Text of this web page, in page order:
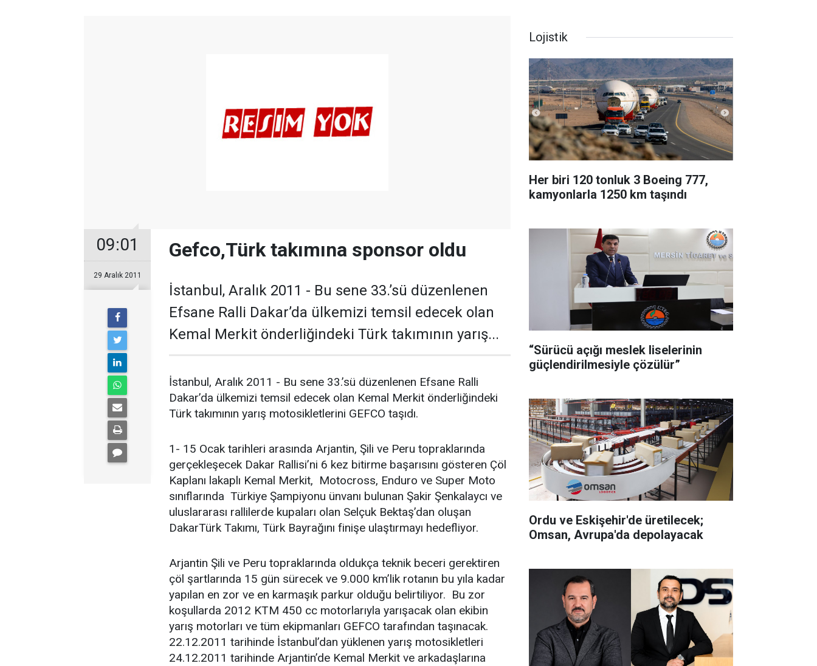
09:01
29 Aralık 2011
Gefco,Türk takımına sponsor oldu
İstanbul, Aralık 2011 - Bu sene 33.’sü düzenlenen
Efsane Ralli Dakar’da ülkemizi temsil edecek olan
Kemal Merkit önderliğindeki Türk takımının yarış...
İstanbul, Aralık 2011 - Bu sene 33.’sü düzenlenen Efsane Ralli
Dakar’da ülkemizi temsil edecek olan Kemal Merkit önderliğindeki
Türk takımının yarış motosikletlerini GEFCO taşıdı.
1- 15 Ocak tarihleri arasında Arjantin, Şili ve Peru topraklarında
gerçekleşecek Dakar Rallisi’ni 6 kez bitirme başarısını gösteren Çöl
Kaplanı lakaplı Kemal Merkit, Motocross, Enduro ve Super Moto
sınıflarında Türkiye Şampiyonu ünvanı bulunan Şakir Şenkalaycı ve
uluslararası rallilerde kupaları olan Selçuk Bektaş’dan oluşan
DakarTürk Takımı, Türk Bayrağını finişe ulaştırmayı hedefliyor.
Arjantin Şili ve Peru topraklarında oldukça teknik beceri gerektiren
çöl şartlarında 15 gün sürecek ve 9.000 km’lik rotanın bu yıla kadar
yapılan en zor ve en karmaşık parkur olduğu belirtiliyor. Bu zor
koşullarda 2012 KTM 450 cc motorlarıyla yarışacak olan ekibin
yarış motorları ve tüm ekipmanları GEFCO tarafından taşınacak.
22.12.2011 tarihinde İstanbul’dan yüklenen yarış motosikletleri
24.12.2011 tarihinde Arjantin’de Kemal Merkit ve arkadaşlarına
Lojistik
Her biri 120 tonluk 3 Boeing 777,
kamyonlarla 1250 km taşındı
“Sürücü açığı meslek liselerinin
güçlendirilmesiyle çözülür”
Ordu ve Eskişehir'de üretilecek;
Omsan, Avrupa'da depolayacak